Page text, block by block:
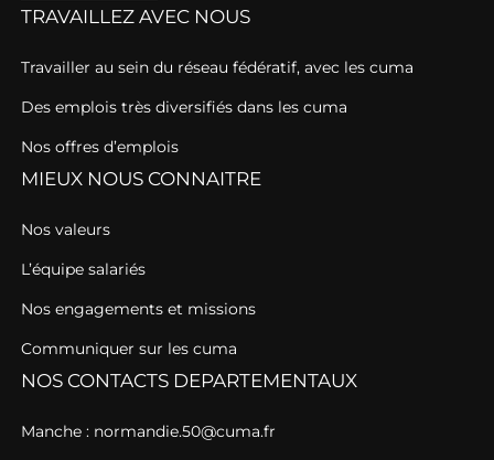
TRAVAILLEZ AVEC NOUS
Travailler au sein du réseau fédératif, avec les cuma
Des emplois très diversifiés dans les cuma
Nos offres d’emplois
MIEUX NOUS CONNAITRE
Nos valeurs
L’équipe salariés
Nos engagements et missions
Communiquer sur les cuma
NOS CONTACTS DEPARTEMENTAUX
Manche : normandie.50@cuma.fr